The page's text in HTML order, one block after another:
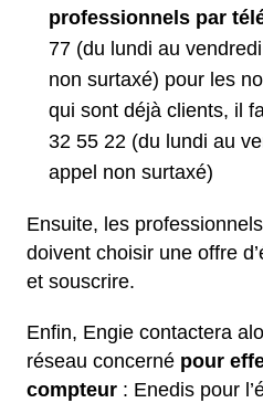
professionnels par
77 (du lundi au
non surtaxé) pour les
qui sont déjà clients, il
32 55 22 (du lundi au
appel non surtaxé)
Ensuite, les
doivent choisir une offre
et souscrire.
Enfin, Engie contactera
réseau concerné pour
compteur : Enedis pour